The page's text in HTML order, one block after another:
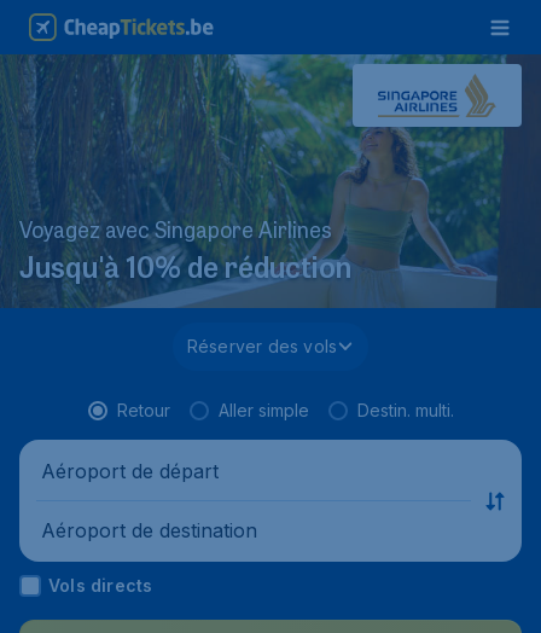
Voyagez avec Singapore Airlines
Jusqu'à 10% de réduction
Réserver des vols
Retour Aller simple Destin. multi.
Aéroport de départ
Aéroport de destination
Vols directs